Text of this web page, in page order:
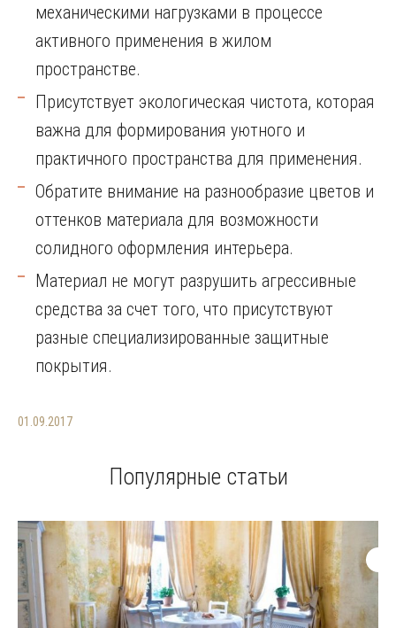
механическими нагрузками в процессе
активного применения в жилом
пространстве.
Присутствует экологическая чистота, которая
важна для формирования уютного и
практичного пространства для применения.
Обратите внимание на разнообразие цветов и
оттенков материала для возможности
солидного оформления интерьера.
Материал не могут разрушить агрессивные
средства за счет того, что присутствуют
разные специализированные защитные
покрытия.
01.09.2017
Популярные статьи